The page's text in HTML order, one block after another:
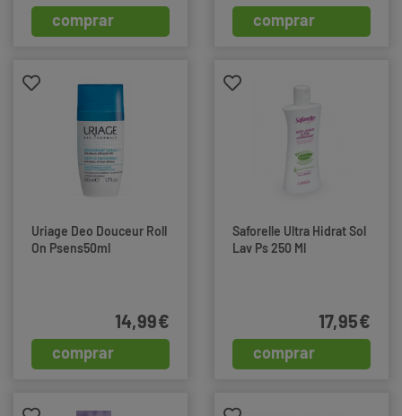
comprar comprar
Uriage Deo Douceur Roll
On Psens50ml
comprar
14,99€
Saforelle Ultra Hidrat Sol
Lav Ps 250 Ml
comprar
17,95€